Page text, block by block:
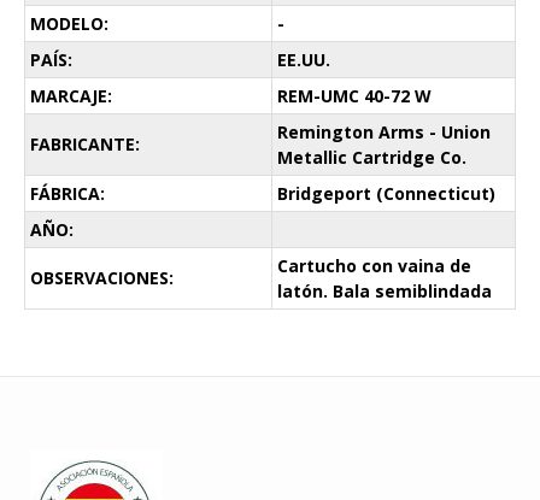
MODELO:
-
PAÍS:
EE.UU.
MARCAJE:
REM-UMC 40-72 W
FABRICANTE:
Remington Arms - Union
Metallic Cartridge Co.
FÁBRICA:
Bridgeport (Connecticut)
AÑO:
OBSERVACIONES:
Cartucho con vaina de
latón. Bala semiblindada